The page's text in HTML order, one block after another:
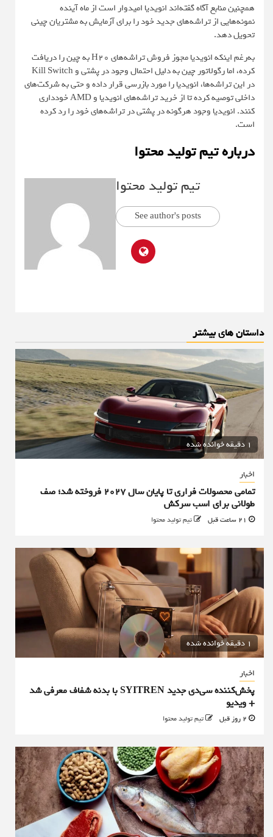
همچنین منابع آگاه گفته‌اند انویدیا امیدوار است از ماه آینده
نمونه‌هایی از تراشه‌های جدید خود را برای آزمایش به مشتریان چینی
تحویل دهد.
به‌رغم اینکه انویدیا مجوز فروش تراشه‌های H20 به چین را دریافت
کرده، اما رگولاتور چین به دلیل احتمال وجود در پشتی و Kill Switch
در این تراشه‌ها، انویدیا را مورد بازرسی قرار داده و حتی به شرکت‌های
داخلی توصیه کرده تا از خرید تراشه‌های انویدیا و AMD خودداری
کنند. انویدیا وجود هرگونه در پشتی در تراشه‌های خود را رد کرده
است.
درباره تیم تولید محتوا
تیم تولید محتوا
See author's posts
داستان های بیشتر
1 دقیقه خوانده شده
اخبار
تمامی محصولات فراری تا پایان سال ۲۰۲۷ فروخته شد؛ صف
طولانی برای اسب سرکش
تیم تولید محتوا
1 دقیقه خوانده شده
اخبار
پخش‌کننده سی‌دی جدید SYITREN با بدنه شفاف معرفی شد
+ ویدیو
تیم تولید محتوا